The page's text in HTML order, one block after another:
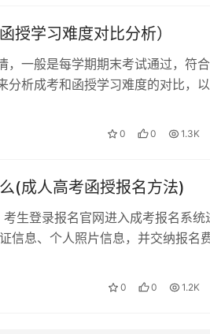
授学习难度对比分析）
，一般是每学期期末考试通过，符
析成考和函授学习难度的对比，以
0 0 1.3K
(成人高考函授报名方法)
生登录报名官网进入成考报名系统
信息、个人照片信息，并交纳报名
0 0 1.2K